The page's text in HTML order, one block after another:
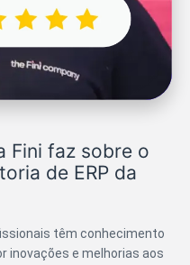
Fini faz sobre o
de ERP da
têm conhecimento
inovações e melhorias aos